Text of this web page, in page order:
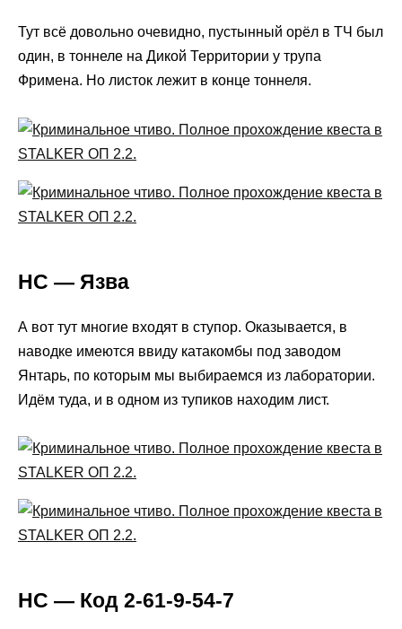
Тут всё довольно очевидно, пустынный орёл в ТЧ был
один, в тоннеле на Дикой Территории у трупа
Фримена. Но листок лежит в конце тоннеля.
НС — Язва
А вот тут многие входят в ступор. Оказывается, в
наводке имеются ввиду катакомбы под заводом
Янтарь, по которым мы выбираемся из лаборатории.
Идём туда, и в одном из тупиков находим лист.
НС — Код 2-61-9-54-7